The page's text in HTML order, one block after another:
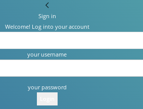
Sign in
Welcome! Log into your account
your username
your password